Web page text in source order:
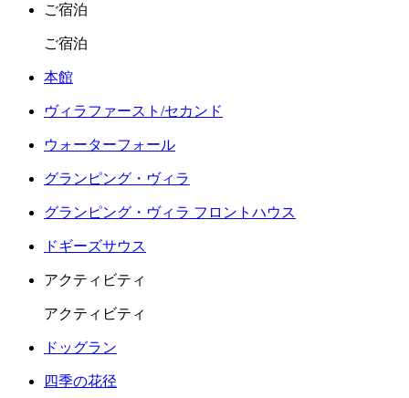
ご宿泊
ご宿泊
本館
ヴィラファースト/セカンド
ウォーターフォール
グランピング・ヴィラ
グランピング・ヴィラ フロントハウス
ドギーズサウス
アクティビティ
アクティビティ
ドッグラン
四季の花径